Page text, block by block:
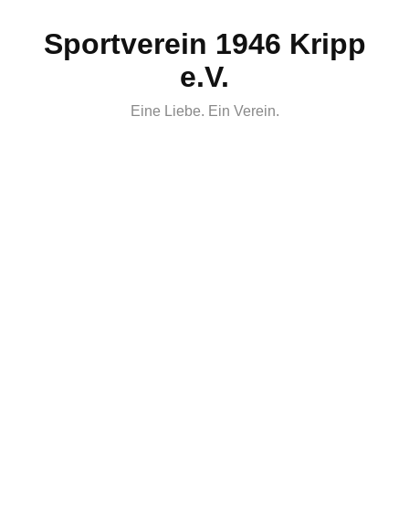
Sportverein 1946 Kripp
e.V.
Eine Liebe. Ein Verein.